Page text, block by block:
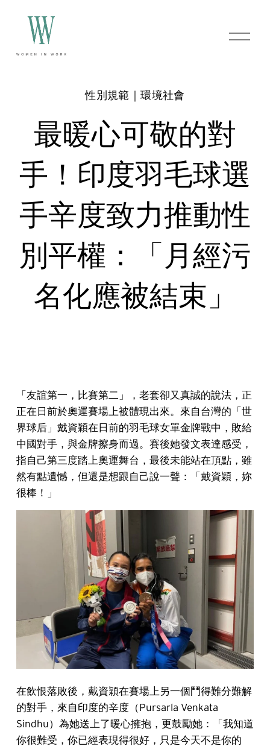
O
p
最暖心可敬的對
手！印度羽毛球選
手辛度致力推動性
別平權：「月經污
名化應被結束」
性別規範｜環境社會
「友誼第一，比賽第二」，老套卻又真誠的說法，正
正在日前於奧運賽場上被體現出來。來自台灣的「世
界球后」戴資穎在日前的羽毛球女單金牌戰中，敗給
中國對手，與金牌擦身而過。賽後她發文表達感受，
指自己第三度踏上奧運舞台，最後未能站在頂點，雖
然有點遺憾，但還是想跟自己說一聲：「戴資穎，妳
很棒！」
在飲恨落敗後，戴資穎在賽場上另一個鬥得難分難解
的對手，來自印度的辛度（Pursarla Venkata
Sindhu）為她送上了暖心擁抱，更鼓勵她：「我知道
你很難受，你已經表現得很好，只是今天不是你的